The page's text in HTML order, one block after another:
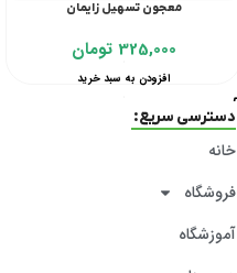
معجون تسهیل زایمان
325,000 تومان
افزودن به سبد خرید
دسترسی سریع:
خانه
فروشگاه
آموزشگاه